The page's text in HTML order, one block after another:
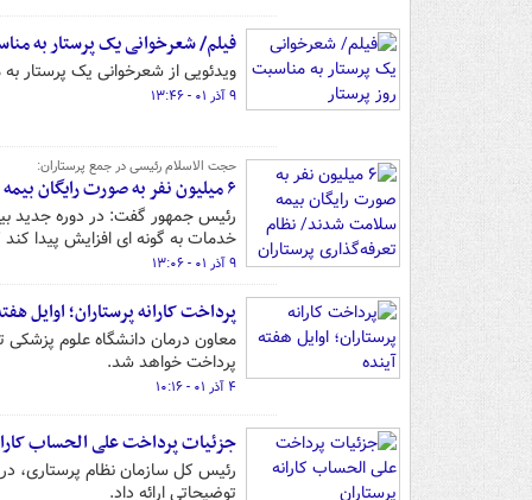
فیلم/ شعرخوانی یک پرستار به
ویدئویی از شعرخوانی یک پرستار
۹ آذر ۰۱ - ۱۳:۴۶
حجت الاسلام رئیسی در جمع پرستاران:
۶ میلیون نفر به صورت رایگان بیمه سلامت شدند/ نظام تعرفه‌گذاری پرستاران پایدار شود
خدمات به گونه ای افزایش پیدا
۹ آذر ۰۱ - ۱۳:۰۶
پرداخت کارانه پرستاران؛ اوایل
معاون درمان دانشگاه علوم پزشکی
پرداخت خواهد شد.
۴ آذر ۰۱ - ۱۰:۱۶
جزئیات پرداخت علی الحساب
رئیس کل سازمان نظام پرستاری، در
توضیحاتی ارائه داد.